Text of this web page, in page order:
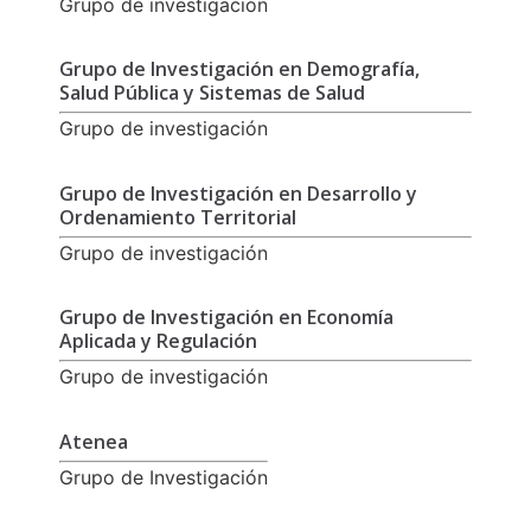
Grupo de investigación
Grupo de Investigación en Demografía,
Salud Pública y Sistemas de Salud
Grupo de investigación
Grupo de Investigación en Desarrollo y
Ordenamiento Territorial
Grupo de investigación
Grupo de Investigación en Economía
Aplicada y Regulación
Grupo de investigación
Atenea
Grupo de Investigación